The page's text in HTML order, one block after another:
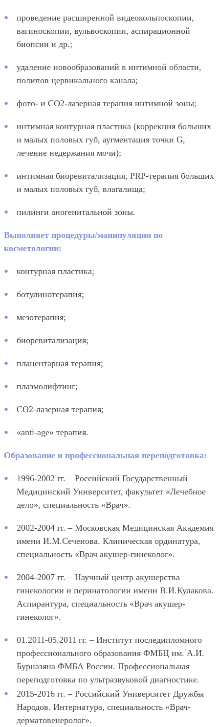
проведение расширенной видеокольпоскопии,
вагиноскопии, вульвоскопии, аспирационной
биопсии и др.;
удаление новообразований в интимной области,
полипов цервикального канала;
фото- и СО2-лазерная терапия интимной зоны;
интимная контурная пластика (коррекция больших
и малых половых губ, аугментация точки G,
лечение недержания мочи);
интимная биоревитализация, PRP-терапия больших
и малых половых губ, влагалища;
пилинги аногенитальной зоны.
Выполняет процедуры/манипуляции по
косметологии:
контурная пластика;
ботулинотерапия;
мезотерапия;
биоревитализация;
плацентарная терапия;
плазмолифтинг;
СО2-лазерная терапия;
«anti-age» терапия.
Образование и профессиональная переподготовка:
1996-2002 гг. – Российский Государственный
Медицинский Университет, факультет «Лечебное
дело», специальность «Врач».
2002-2004 гг. – Московская Медицинская Академия
имени И.М.Сеченова. Клиническая ординатура,
специальность «Врач акушер-гинеколог».
2004-2007 гг. – Научный центр акушерства
гинекологии и перинатологии имени В.И.Кулакова.
Аспирантура, специальность «Врач акушер-
гинеколог».
01.2011-05.2011 гг. – Институт последипломного
профессионального образования ФМБЦ им. А.И.
Бурназяна ФМБА России. Профессиональная
переподготовка по ультразвуковой диагностике.
2015-2016 гг. – Российский Университет Дружбы
Народов. Интернатура, специальность «Врач-
дерматовенеролог».